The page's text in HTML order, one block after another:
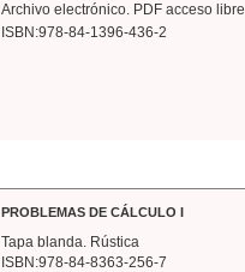
Archivo electrónico. PDF acceso libre
ISBN:978-84-1396-436-2
PROBLEMAS DE CÁLCULO I
Tapa blanda. Rústica
ISBN:978-84-8363-256-7